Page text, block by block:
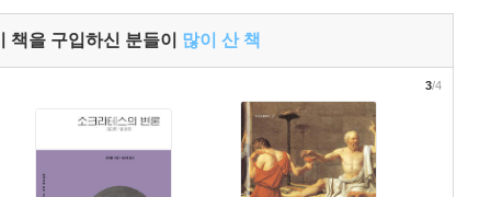
책을 구입하신 분들이 많이 산 책
3/4